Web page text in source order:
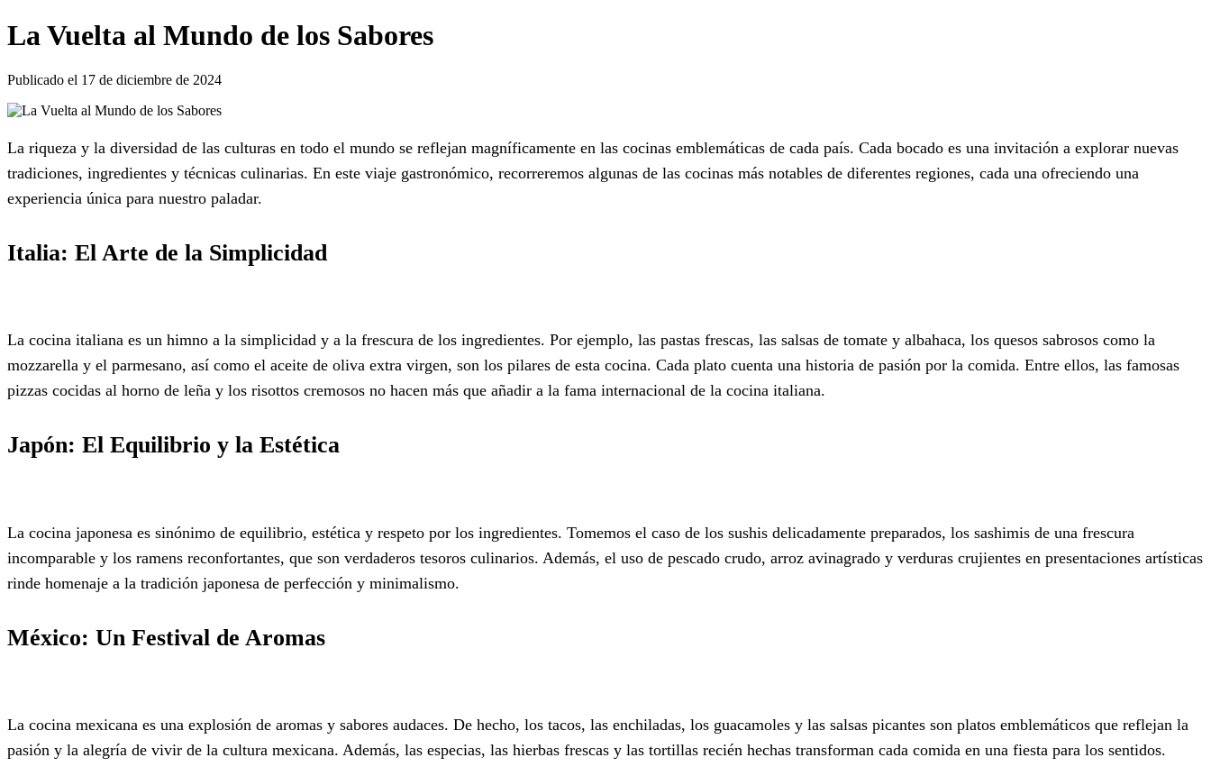
La Vuelta al Mundo de los Sabores
Publicado el 17 de diciembre de 2024
La riqueza y la diversidad de las culturas en todo el mundo se reflejan magníficamente en las cocinas emblemáticas de cada país. Cada bocado es una invitación a explorar nuevas
tradiciones, ingredientes y técnicas culinarias. En este viaje gastronómico, recorreremos algunas de las cocinas más notables de diferentes regiones, cada una ofreciendo una
experiencia única para nuestro paladar.
Italia: El Arte de la Simplicidad
La cocina italiana es un himno a la simplicidad y a la frescura de los ingredientes. Por ejemplo, las pastas frescas, las salsas de tomate y albahaca, los quesos sabrosos como la
mozzarella y el parmesano, así como el aceite de oliva extra virgen, son los pilares de esta cocina. Cada plato cuenta una historia de pasión por la comida. Entre ellos, las famosas
pizzas cocidas al horno de leña y los risottos cremosos no hacen más que añadir a la fama internacional de la cocina italiana.
Japón: El Equilibrio y la Estética
La cocina japonesa es sinónimo de equilibrio, estética y respeto por los ingredientes. Tomemos el caso de los sushis delicadamente preparados, los sashimis de una frescura
incomparable y los ramens reconfortantes, que son verdaderos tesoros culinarios. Además, el uso de pescado crudo, arroz avinagrado y verduras crujientes en presentaciones artísticas
rinde homenaje a la tradición japonesa de perfección y minimalismo.
México: Un Festival de Aromas
La cocina mexicana es una explosión de aromas y sabores audaces. De hecho, los tacos, las enchiladas, los guacamoles y las salsas picantes son platos emblemáticos que reflejan la
pasión y la alegría de vivir de la cultura mexicana. Además, las especias, las hierbas frescas y las tortillas recién hechas transforman cada comida en una fiesta para los sentidos.